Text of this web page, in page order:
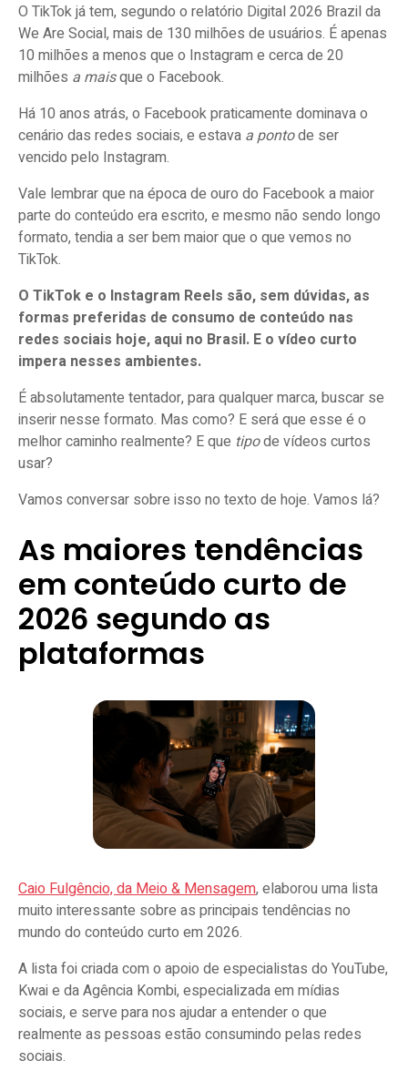
O TikTok já tem, segundo o relatório Digital 2026 Brazil da
We Are Social, mais de 130 milhões de usuários. É apenas
10 milhões a menos que o Instagram e cerca de 20
milhões a maisque o Facebook.
Há 10 anos atrás, o Facebook praticamente dominava o
cenário das redes sociais, e estava a pontode ser
vencido pelo Instagram.
Vale lembrar que na época de ouro do Facebook a maior
parte do conteúdo era escrito, e mesmo não sendo longo
formato, tendia a ser bem maior que o que vemos no
TikTok.
O TikTok e o Instagram Reels são, sem dúvidas, as
formas preferidas de consumo de conteúdo nas
redes sociais hoje, aqui no Brasil. E o vídeo curto
impera nesses ambientes.
É absolutamente tentador, para qualquer marca, buscar se
inserir nesse formato. Mas como? E será que esse é o
melhor caminho realmente? E que tipode vídeos curtos
usar?
Vamos conversar sobre isso no texto de hoje. Vamos lá?
As maiores tendências
em conteúdo curto de
2026 segundo as
plataformas
Caio Fulgêncio, da Meio & Mensagem, elaborou uma lista
muito interessante sobre as principais tendências no
mundo do conteúdo curto em 2026.
A lista foi criada com o apoio de especialistas do YouTube,
Kwai e da Agência Kombi, especializada em mídias
sociais, e serve para nos ajudar a entender o que
realmente as pessoas estão consumindo pelas redes
sociais.